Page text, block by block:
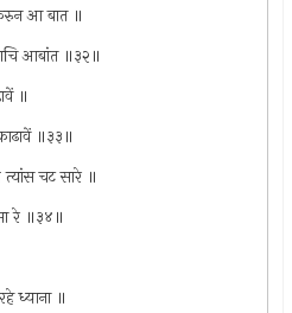
आ बात ॥
आबांत ॥३२॥
॥
॥३३॥
त्यांस चट सारे ॥
रे ॥३४॥
ध्याना ॥